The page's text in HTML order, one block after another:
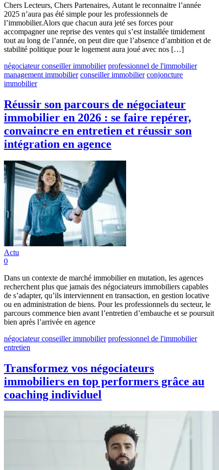
Chers Lecteurs, Chers Partenaires, Autant le reconnaitre l’année
2025 n’aura pas été simple pour les professionnels de
l’immobilier.Alors que chacun aura jeté ses forces pour
accompagner une reprise des ventes qui s’est installée timidement
tout au long de l’année, on peut dire que l’absence d’ambition et de
stabilité politique pour le logement aura joué avec nos […]
négociateur conseiller immobilier professionnel de l'immobilier
management immobilier conseiller immobilier conjoncture
immobilier
Réussir son parcours de négociateur
immobilier en 2026 : se faire repérer,
convaincre en entretien et réussir son
intégration en agence
Actu
0
Dans un contexte de marché immobilier en mutation, les agences
recherchent plus que jamais des négociateurs immobiliers capables
de s’adapter, qu’ils interviennent en transaction, en gestion locative
ou en administration de biens. Pour les professionnels du secteur, le
parcours commence bien avant l’entretien d’embauche et se poursuit
bien après l’arrivée en agence
négociateur conseiller immobilier professionnel de l'immobilier
entretien
Transformez vos négociateurs
immobiliers en top performers grâce au
coaching individuel